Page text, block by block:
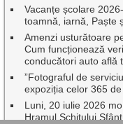
Vacanțe școlare
toamnă, iarnă, Paște
Amenzi usturătoare
Cum funcționează
conducători auto află
”Fotograful de
expoziția celor 365
Luni, 20 iulie 2026
Hramul Schitului